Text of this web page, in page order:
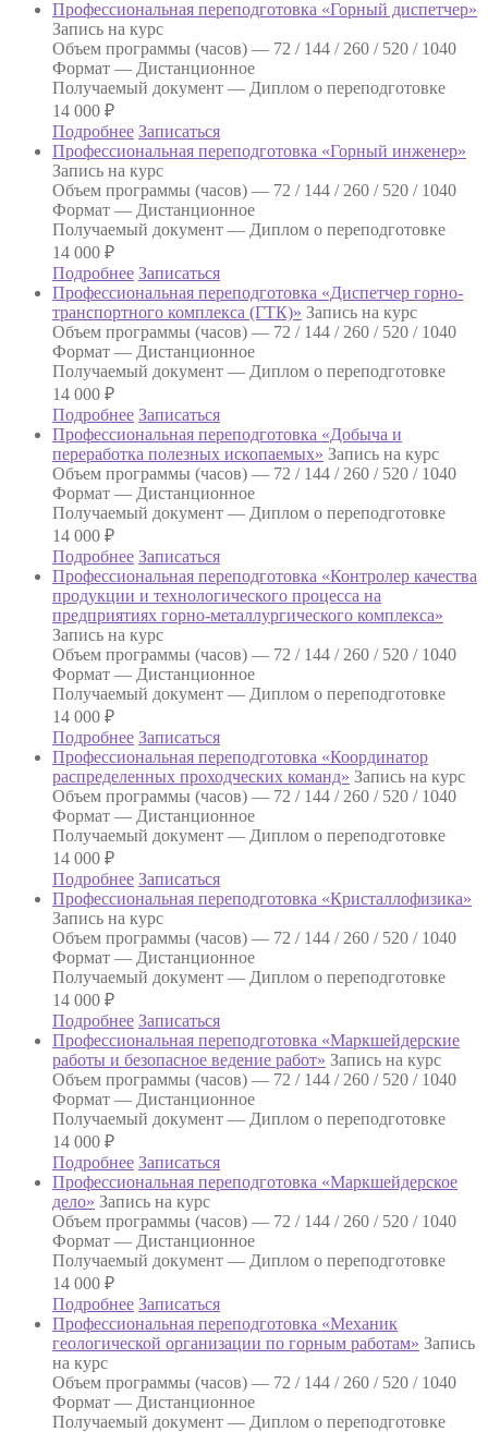
Профессиональная переподготовка «Горный диспетчер»
Запись на курс
Объем программы (часов) — 72 / 144 / 260 / 520 / 1040
Формат — Дистанционное
Получаемый документ — Диплом о переподготовке
14 000 ₽
Подробнее Записаться
Профессиональная переподготовка «Горный инженер»
Запись на курс
Объем программы (часов) — 72 / 144 / 260 / 520 / 1040
Формат — Дистанционное
Получаемый документ — Диплом о переподготовке
14 000 ₽
Подробнее Записаться
Профессиональная переподготовка «Диспетчер горно-
транспортного комплекса (ГТК)» Запись на курс
Объем программы (часов) — 72 / 144 / 260 / 520 / 1040
Формат — Дистанционное
Получаемый документ — Диплом о переподготовке
14 000 ₽
Подробнее Записаться
Профессиональная переподготовка «Добыча и
переработка полезных ископаемых» Запись на курс
Объем программы (часов) — 72 / 144 / 260 / 520 / 1040
Формат — Дистанционное
Получаемый документ — Диплом о переподготовке
14 000 ₽
Подробнее Записаться
Профессиональная переподготовка «Контролер качества
продукции и технологического процесса на
предприятиях горно-металлургического комплекса»
Запись на курс
Объем программы (часов) — 72 / 144 / 260 / 520 / 1040
Формат — Дистанционное
Получаемый документ — Диплом о переподготовке
14 000 ₽
Подробнее Записаться
Профессиональная переподготовка «Координатор
распределенных проходческих команд» Запись на курс
Объем программы (часов) — 72 / 144 / 260 / 520 / 1040
Формат — Дистанционное
Получаемый документ — Диплом о переподготовке
14 000 ₽
Подробнее Записаться
Профессиональная переподготовка «Кристаллофизика»
Запись на курс
Объем программы (часов) — 72 / 144 / 260 / 520 / 1040
Формат — Дистанционное
Получаемый документ — Диплом о переподготовке
14 000 ₽
Подробнее Записаться
Профессиональная переподготовка «Маркшейдерские
работы и безопасное ведение работ» Запись на курс
Объем программы (часов) — 72 / 144 / 260 / 520 / 1040
Формат — Дистанционное
Получаемый документ — Диплом о переподготовке
14 000 ₽
Подробнее Записаться
Профессиональная переподготовка «Маркшейдерское
дело» Запись на курс
Объем программы (часов) — 72 / 144 / 260 / 520 / 1040
Формат — Дистанционное
Получаемый документ — Диплом о переподготовке
14 000 ₽
Подробнее Записаться
Профессиональная переподготовка «Механик
геологической организации по горным работам» Запись
на курс
Объем программы (часов) — 72 / 144 / 260 / 520 / 1040
Формат — Дистанционное
Получаемый документ — Диплом о переподготовке